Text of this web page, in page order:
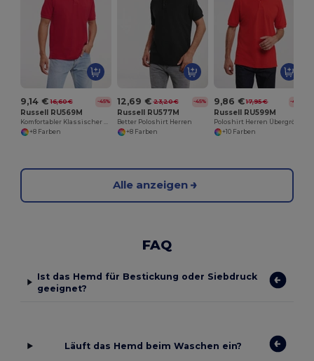
9,14 € 16,60 € -45%
Russell RU569M
+8 Farben
12,69 € 23,20 € -45%
Russell RU577M
Better Poloshirt Herren
+8 Farben
9,86 € 17,95 € -45%
Russell RU599M
+10 Farben
Alle anzeigen
FAQ
Ist das Hemd für Bestickung oder Siebdruck
geeignet?
Läuft das Hemd beim Waschen ein?